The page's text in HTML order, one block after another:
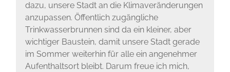
dazu, unsere Stadt an die Klimaveränderungen
anzupassen. Öffentlich zugängliche
Trinkwasserbrunnen sind da ein kleiner, aber
wichtiger Baustein, damit unsere Stadt gerade
im Sommer weiterhin für alle ein angenehmer
Aufenthaltsort bleibt. Darum freue ich mich,